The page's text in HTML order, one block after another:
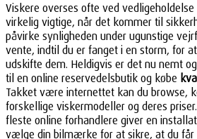
Viskere overses ofte ved
virkelig vigtige, når det kommer til
påvirke synligheden under ugunstige
vente, indtil du er fanget i en storm, for
udskifte dem. Heldigvis er det nu nemt
til en online reservedelsbutik og købe
Takket være internettet kan du browse,
forskellige viskermodeller og deres
fleste online forhandlere giver en
vælge din bilmærke for at sikre, at du får